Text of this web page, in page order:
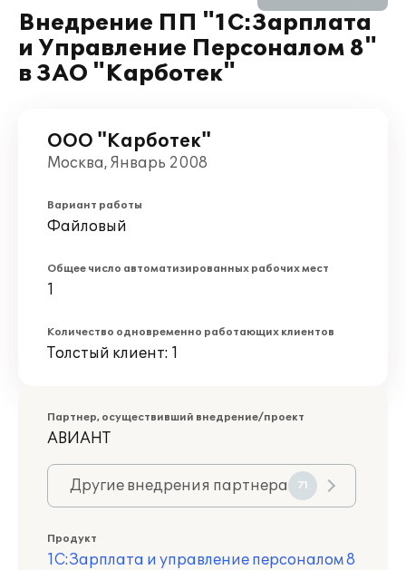
Внедрение ПП "1С:Зарплата
и Управление Персоналом 8"
в ЗАО "Карботек"
ООО "Карботек"
Москва, Январь 2008
Вариант работы
Файловый
Общее число автоматизированных рабочих мест
1
Количество одновременно работающих клиентов
Толстый клиент: 1
Партнер, осуществивший внедрение/проект
АВИАНТ
Другие внедрения партнера 71
Продукт
1С:Зарплата и управление персоналом 8